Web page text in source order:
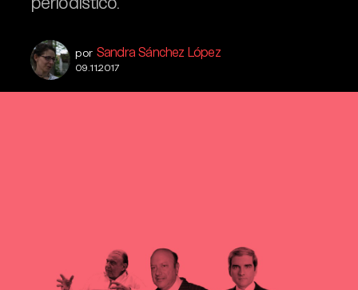
por Sandra Sánchez López
09.11.2017